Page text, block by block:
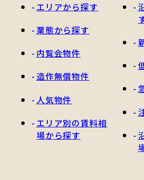
エリアから探す
業態から探す
内覧会物件
造作無償物件
人気物件
エリア別の賃料相
場から探す